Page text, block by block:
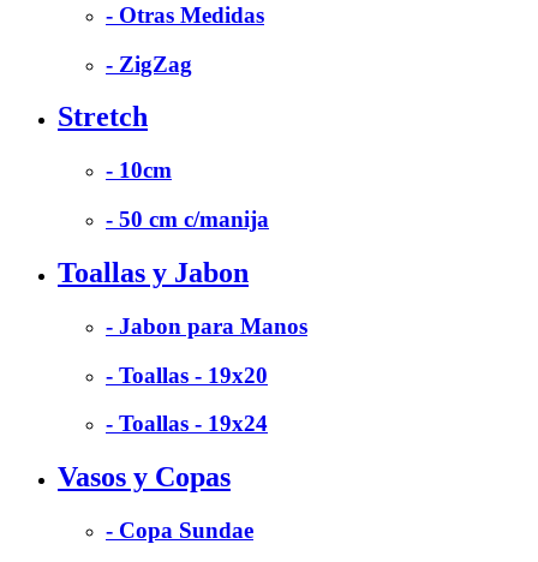
- Otras Medidas
- ZigZag
Stretch
- 10cm
- 50 cm c/manija
Toallas y Jabon
- Jabon para Manos
- Toallas - 19x20
- Toallas - 19x24
Vasos y Copas
- Copa Sundae